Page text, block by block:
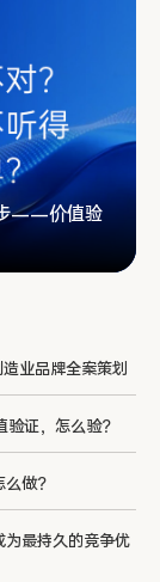
步——价值验
业品牌全案策划
证，怎么验？
做？
为最持久的竞争优